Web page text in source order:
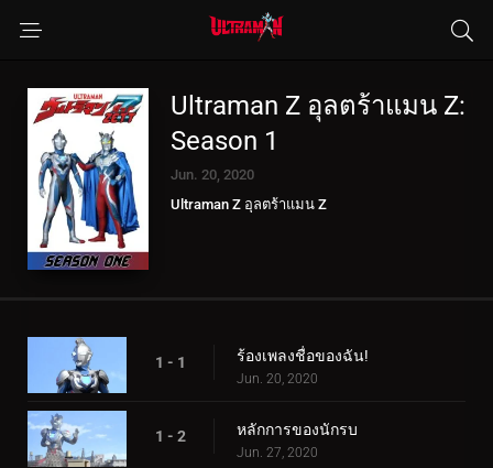
Ultraman Z อุลตร้าแมน Z:
Season 1
Jun. 20, 2020
Ultraman Z อุลตร้าแมน Z
1 - 1 ร้องเพลงชื่อของฉัน!
Jun. 20, 2020
1 - 2 หลักการของนักรบ
Jun. 27, 2020